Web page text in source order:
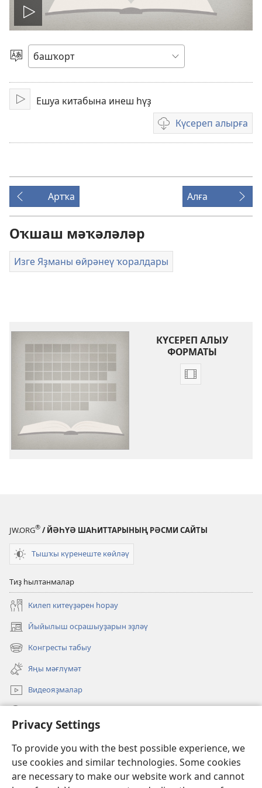
Privacy Settings
To provide you with the best possible experience, we
use cookies and similar technologies. Some cookies
are necessary to make our website work and cannot
Уйнатыу
Телде
һайлағыҙ
Уйнатыу
Ешуа китабына инеш һүҙ
Күсереп алырға
Видеояҙмаларҙы
күсереп
Артҡа
Алға
Оҡшаш мәҡәләләр
Изге Яҙманы өйрәнеү ҡоралдары
КҮСЕРЕП АЛЫУ
ФОРМАТЫ
JW.ORG® / ЙӘҺҮӘ ШАҺИТТАРЫНЫҢ РӘСМИ САЙТЫ
Тышҡы күренеште көйләү
Тиҙ һылтанмалар
Килеп китеүҙәрен һорау
Йыйылыш осрашыуҙарын эҙләү
(opens
new
window)
Конгресты табыу
(opens
new
window)
Яңы мәғлүмәт
Видеояҙмалар
(opens
window)Күҙәтеү манараһының ОНЛАЙН КИТАПХАНАҺЫ
(opens